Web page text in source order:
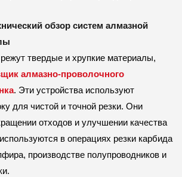
обзор систем алмазной
твердые и хрупкие материалы,
алмазно-проволочного
. Эти устройства используют
для чистой и точной резки. Они
отходов и улучшении качества
в операциях резки карбида
производстве полупроводников и